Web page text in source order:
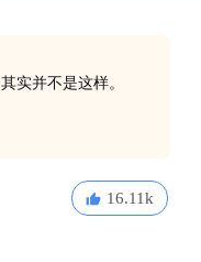
实并不是这样。
16.11k